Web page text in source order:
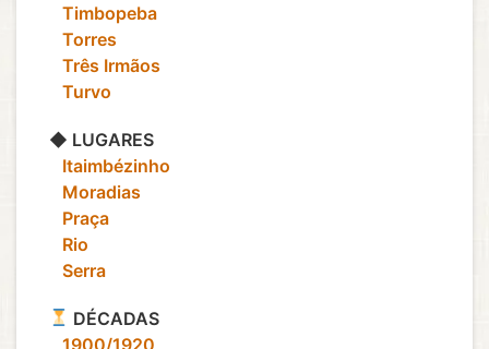
‎ ‎ ‎ Timbopeba
‎ ‎ ‎ Torres
‎ ‎ ‎ Três Irmãos
‎ ‎ ‎ Turvo
◆ LUGARES
‎ ‎ ‎ Itaimbézinho
‎ ‎ ‎ Moradias
‎ ‎ ‎ Praça
‎ ‎ ‎ Rio
‎ ‎ ‎ Serra
DÉCADAS
‎ ‎ ‎ 1900/1920